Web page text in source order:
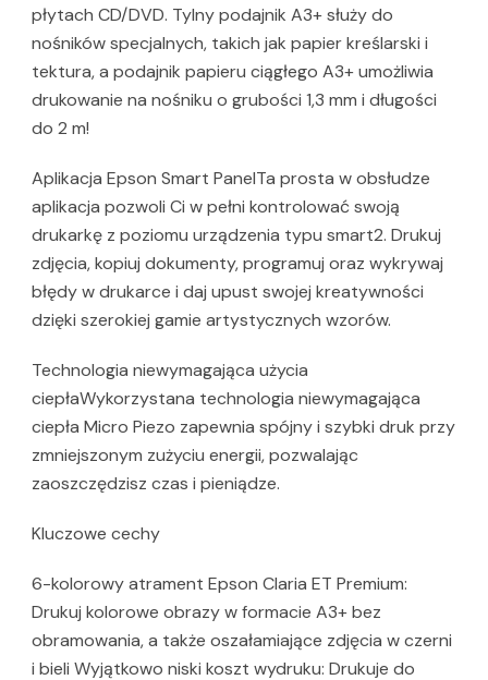
płytach CD/DVD. Tylny podajnik A3+ służy do
nośników specjalnych, takich jak papier kreślarski i
tektura, a podajnik papieru ciągłego A3+ umożliwia
drukowanie na nośniku o grubości 1,3 mm i długości
do 2 m!
Aplikacja Epson Smart PanelTa prosta w obsłudze
aplikacja pozwoli Ci w pełni kontrolować swoją
drukarkę z poziomu urządzenia typu smart2. Drukuj
zdjęcia, kopiuj dokumenty, programuj oraz wykrywaj
błędy w drukarce i daj upust swojej kreatywności
dzięki szerokiej gamie artystycznych wzorów.
Technologia niewymagająca użycia
ciepłaWykorzystana technologia niewymagająca
ciepła Micro Piezo zapewnia spójny i szybki druk przy
zmniejszonym zużyciu energii, pozwalając
zaoszczędzisz czas i pieniądze.
Kluczowe cechy
6-kolorowy atrament Epson Claria ET Premium:
Drukuj kolorowe obrazy w formacie A3+ bez
obramowania, a także oszałamiające zdjęcia w czerni
i bieli Wyjątkowo niski koszt wydruku: Drukuje do